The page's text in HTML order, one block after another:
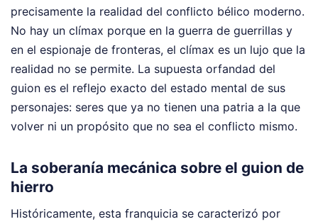
precisamente la realidad del conflicto bélico moderno.
No hay un clímax porque en la guerra de guerrillas y
en el espionaje de fronteras, el clímax es un lujo que la
realidad no se permite. La supuesta orfandad del
guion es el reflejo exacto del estado mental de sus
personajes: seres que ya no tienen una patria a la que
volver ni un propósito que no sea el conflicto mismo.
La soberanía mecánica sobre el guion de
hierro
Históricamente, esta franquicia se caracterizó por